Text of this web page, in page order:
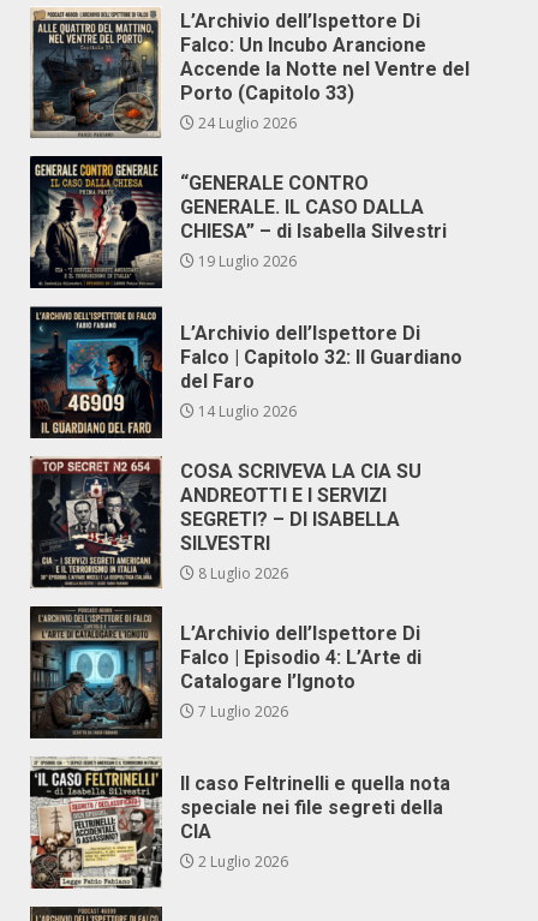
L’Archivio dell’Ispettore Di
Falco: Un Incubo Arancione
Accende la Notte nel Ventre del
Porto (Capitolo 33)
24 Luglio 2026
“GENERALE CONTRO
GENERALE. IL CASO DALLA
CHIESA” – di Isabella Silvestri
19 Luglio 2026
L’Archivio dell’Ispettore Di
Falco | Capitolo 32: Il Guardiano
del Faro
14 Luglio 2026
COSA SCRIVEVA LA CIA SU
ANDREOTTI E I SERVIZI
SEGRETI? – DI ISABELLA
SILVESTRI
8 Luglio 2026
L’Archivio dell’Ispettore Di
Falco | Episodio 4: L’Arte di
Catalogare l’Ignoto
7 Luglio 2026
Il caso Feltrinelli e quella nota
speciale nei file segreti della
CIA
2 Luglio 2026